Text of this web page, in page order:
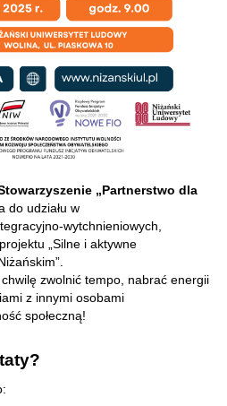
„Partnerstwo dla
do udziału w
wytchnieniowych,
„Silne i aktywne
zwolnić tempo, nabrać energii
z innymi osobami
społeczną!